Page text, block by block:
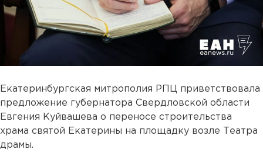
Екатеринбургская митрополия РПЦ приветствовала
предложение губернатора Свердловской области
Евгения Куйвашева о переносе строительства
храма святой Екатерины на площадку возле Театра
драмы.